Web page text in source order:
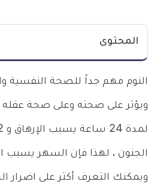
المحتوى
النوم مهم جداً للصحة النفسية
ويؤثر على صحته وعلى صحة عقله
الجنون ، لهذا فإن السهر يسبب
ويمكنك التعرف أكثر على اضرار